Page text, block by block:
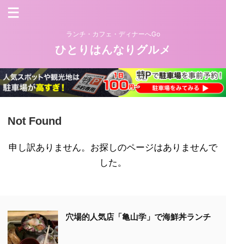
ランチ・カフェ・ディナーへGo
ひとりはんなりグルメ
Not Found
申し訳ありません。お探しのページはありませんで
した。
穴場的人気店「亀山学」で海鮮丼ランチ